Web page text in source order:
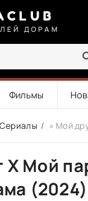
ДОРАМ
Фильмы
Сериалы » Мой
Х Мой
(2024)